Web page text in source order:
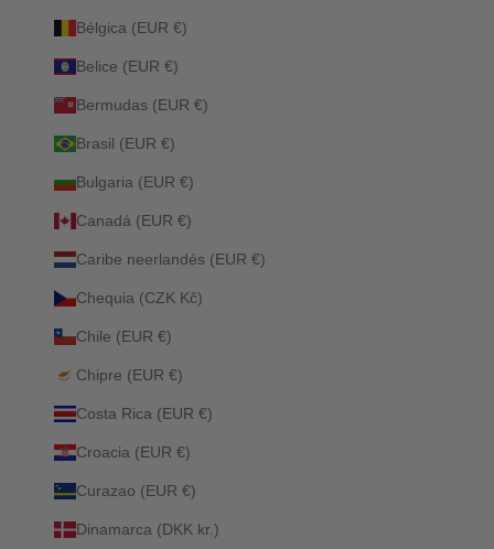
Bélgica (EUR €)
Belice (EUR €)
Bermudas (EUR €)
Brasil (EUR €)
Bulgaria (EUR €)
Canadá (EUR €)
Caribe neerlandés (EUR €)
Chequia (CZK Kč)
Chile (EUR €)
Chipre (EUR €)
Costa Rica (EUR €)
Croacia (EUR €)
Curazao (EUR €)
Dinamarca (DKK kr.)